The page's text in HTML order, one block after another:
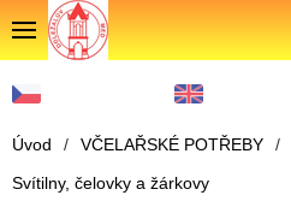
Úvod / VČELAŘSKÉ POTŘEBY /
Svítilny, čelovky a žárkovy